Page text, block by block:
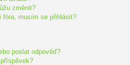
změnit?
fóra, musím se přihlásit?
poslat odpověď?